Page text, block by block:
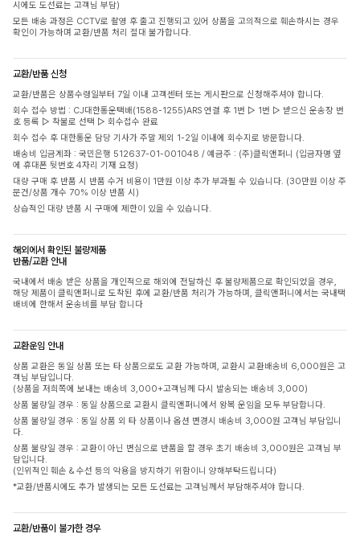
시에도 도선료는 고객님 부담)
모든 배송 과정은 CCTV로 촬영 후 출고 진행되고 있어 상품을 고의적으로 훼손하시는 경우
확인이 가능하며 교환/반품 처리 절대 불가합니다.
교환/반품 신청
교환/반품은 상품수령일부터 7일 이내 고객센터 또는 게시판으로 신청해주셔야 합니다.
회수 접수 방법 : CJ대한통운택배(1588-1255)ARS 연결 후 1번 ▷ 1번 ▷ 받으신 운송장 번
호 등록 ▷ 착불로 선택 ▷ 회수접수 완료
회수 접수 후 대한통운 담당 기사가 주말 제외 1-2일 이내에 회수지로 방문합니다.
배송비 입금계좌 : 국민은행 512637-01-001048 / 예금주 : (주)클릭앤퍼니 (입금자명 옆
에 휴대폰 뒷번호 4자리 기재 요청)
대량 구매 후 반품 시 반품 수거 비용이 1만원 이상 추가 부과될 수 있습니다. (30만원 이상 주
문건/상품 개수 70% 이상 반품 시)
상습적인 대량 반품 시 구매에 제한이 있을 수 있습니다.
해외에서 확인된 불량제품
반품/교환 안내
국내에서 배송 받은 상품을 개인적으로 해외에 전달하신 후 불량제품으로 확인되었을 경우,
해당 제품이 클릭앤퍼니로 도착된 후에 교환/반품 처리가 가능하며, 클릭앤퍼니에서는 국내택
배비에 한해서 운송비를 부담 합니다
교환운임 안내
상품 교환은 동일 상품 또는 타 상품으로도 교환 가능하며, 교환시 교환배송비 6,000원은 고
객님 부담입니다.
(상품을 저희쪽에 보내는 배송비 3,000+고객님께 다시 발송되는 배송비 3,000)
상품 불량일 경우 : 동일 상품으로 교환시 클릭앤퍼니에서 왕복 운임을 모두 부담합니다.
상품 불량일 경우 : 동일 상품 외 타 상품이나 옵션 변경시 배송비 3,000원 고객님 부담입니
다.
상품 불량일 경우 : 교환이 아닌 변심으로 반품을 할 경우 초기 배송비 3,000원은 고객님 부
담입니다.
(인위적인 훼손 & 수선 등의 악용을 방지하기 위함이니 양해부탁드립니다)
*교환/반품시에도 추가 발생되는 모든 도선료는 고객님께서 부담해주셔야 합니다.
교환/반품이 불가한 경우